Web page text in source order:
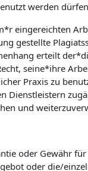
werden
eingereichten
gestellte
erteilt
seine*ihre
Praxis zu
und
oder Gewähr
oder die/